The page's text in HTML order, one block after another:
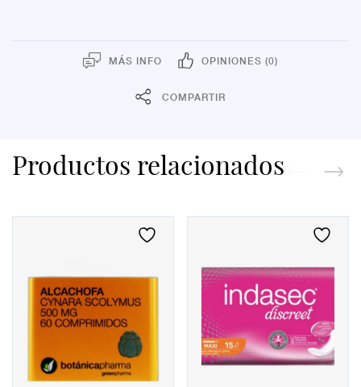
MÁS INFO OPINIONES (0)
COMPARTIR
Productos relacionados